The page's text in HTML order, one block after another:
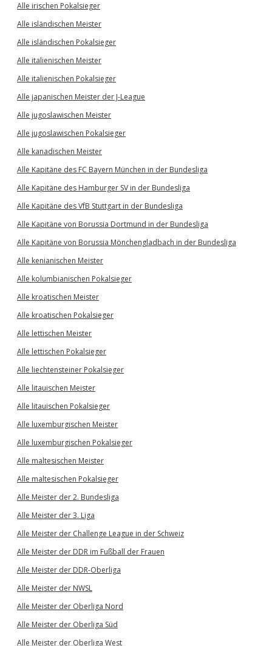
Alle irischen Pokalsieger
Alle isländischen Meister
Alle isländischen Pokalsieger
Alle italienischen Meister
Alle italienischen Pokalsieger
Alle japanischen Meister der J-League
Alle jugoslawischen Meister
Alle jugoslawischen Pokalsieger
Alle kanadischen Meister
Alle Kapitäne des FC Bayern München in der Bundesliga
Alle Kapitäne des Hamburger SV in der Bundesliga
Alle Kapitäne des VfB Stuttgart in der Bundesliga
Alle Kapitäne von Borussia Dortmund in der Bundesliga
Alle Kapitäne von Borussia Mönchengladbach in der Bundesliga
Alle kenianischen Meister
Alle kolumbianischen Pokalsieger
Alle kroatischen Meister
Alle kroatischen Pokalsieger
Alle lettischen Meister
Alle lettischen Pokalsieger
Alle liechtensteiner Pokalsieger
Alle litauischen Meister
Alle litauischen Pokalsieger
Alle luxemburgischen Meister
Alle luxemburgischen Pokalsieger
Alle maltesischen Meister
Alle maltesischen Pokalsieger
Alle Meister der 2. Bundesliga
Alle Meister der 3. Liga
Alle Meister der Challenge League in der Schweiz
Alle Meister der DDR im Fußball der Frauen
Alle Meister der DDR-Oberliga
Alle Meister der NWSL
Alle Meister der Oberliga Nord
Alle Meister der Oberliga Süd
Alle Meister der Oberliga West